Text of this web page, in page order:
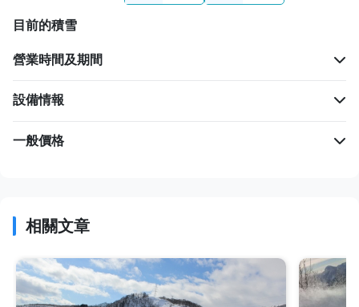
目前的積雪
營業時間及期間
設備情報
一般價格
相關文章